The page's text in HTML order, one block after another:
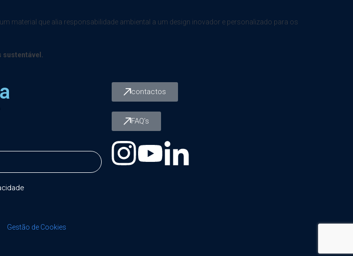
material que alia responsabilidade ambiental a um design inovador e personalizado para os
sustentável.
contactos
FAQ’s
Gestão de Cookies